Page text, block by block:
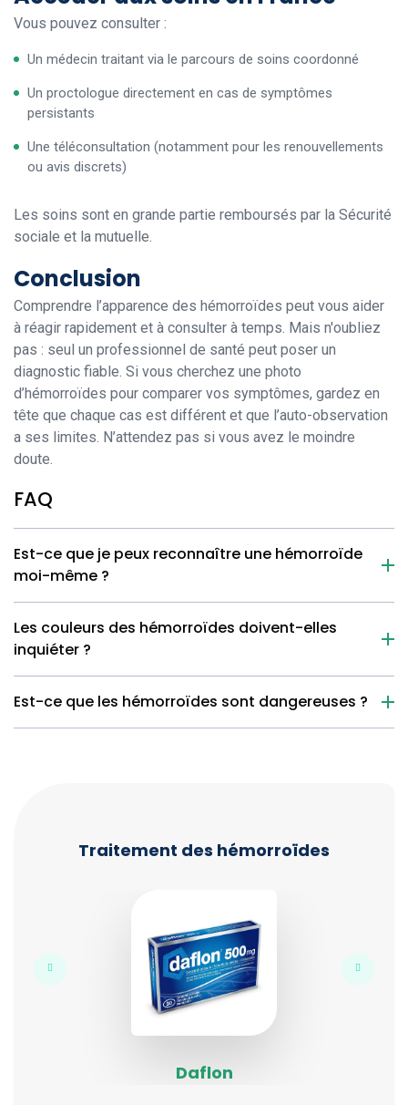
Vous pouvez consulter :
Un médecin traitant via le parcours de soins coordonné
Un proctologue directement en cas de symptômes
persistants
Une téléconsultation (notamment pour les renouvellements
ou avis discrets)
Les soins sont en grande partie remboursés par la Sécurité
sociale et la mutuelle.
Conclusion
Comprendre l’apparence des hémorroïdes peut vous aider
à réagir rapidement et à consulter à temps. Mais n'oubliez
pas : seul un professionnel de santé peut poser un
diagnostic fiable. Si vous cherchez une photo
d’hémorroïdes pour comparer vos symptômes, gardez en
tête que chaque cas est différent et que l’auto-observation
a ses limites. N’attendez pas si vous avez le moindre
doute.
FAQ
Est-ce que je peux reconnaître une hémorroïde
moi-même ?
Les couleurs des hémorroïdes doivent-elles
inquiéter ?
Est-ce que les hémorroïdes sont dangereuses ?
Traitement des hémorroïdes
Daflon